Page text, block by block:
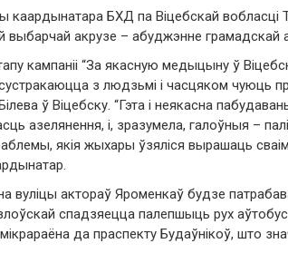
каардынатара БХД па Віцебскай
выбарчай акрузе – абуджэнне грамадскай
кампаніі “За якасную медыцыну ў
з людзьмі і часцяком чуюць
ў Віцебску. “Гэта і неякасна
азелянення, і, зразумела, галоўныя –
якія жыхары ўзяліся вырашаць
вуліцы актораў Яроменкаў будзе
спадзяецца палепшыць рух
да праспекту Будаўнікоў, што